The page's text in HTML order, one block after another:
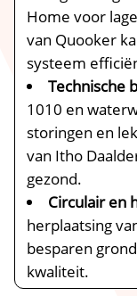
Home voor
van Quooker
systeem
Technische
1010 en
storingen en
van Itho
gezond.​
Circulair en
herplaatsing
besparen
kwaliteit.​